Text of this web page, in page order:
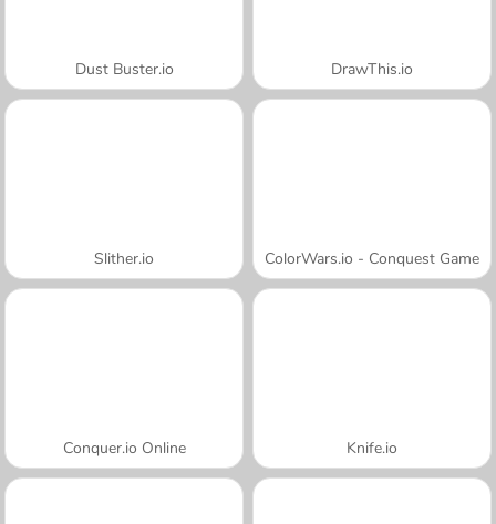
Dust Buster.io DrawThis.io
Slither.io ColorWars.io - Conquest Game
Conquer.io Online Knife.io